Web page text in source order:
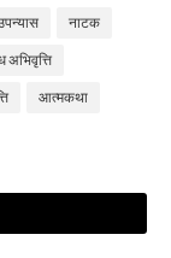
नाटक
अभिवृत्ति
आत्मकथा